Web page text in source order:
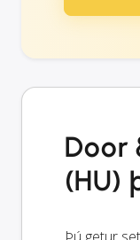
Door
(HU)